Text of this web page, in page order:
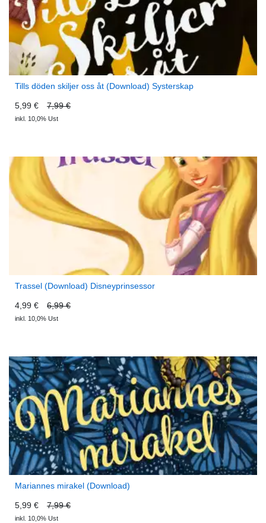
Tills döden skiljer oss åt (Download) Systerskap
5,99 € 7,99 €
inkl. 10,0% Ust
Trassel (Download) Disneyprinsessor
4,99 € 6,99 €
inkl. 10,0% Ust
Mariannes mirakel (Download)
5,99 € 7,99 €
inkl. 10,0% Ust